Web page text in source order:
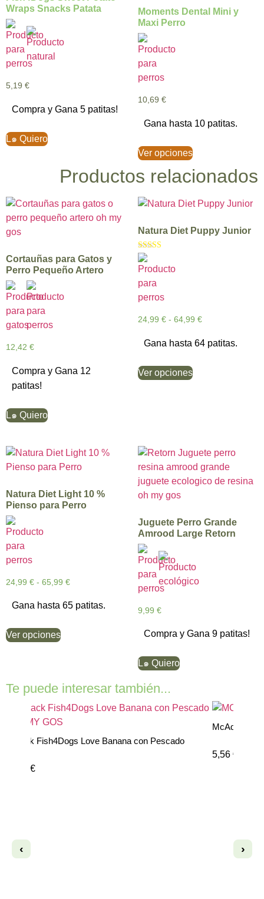
Wraps Snacks Patata
5,19 €
Compra y Gana 5 patitas!
L๑ Quiero
Moments Dental Mini y
Maxi Perro
10,69 €
Gana hasta 10 patitas.
Ver opciones
Productos relacionados
Cortauñas para Gatos y
Perro Pequeño Artero
12,42 €
Compra y Gana 12
patitas!
L๑ Quiero
Natura Diet Puppy Junior
Valorado con
5.00
de 5
24,99 € - 64,99 €
Gana hasta 64 patitas.
Ver opciones
Natura Diet Light 10 %
Pienso para Perro
24,99 € - 65,99 €
Gana hasta 65 patitas.
Ver opciones
Juguete Perro Grande
Amrood Large Retorn
9,99 €
Compra y Gana 9 patitas!
L๑ Quiero
Te puede interesar también...
‹
Love Banana con Pescado
McAdams Awards Snacks
›